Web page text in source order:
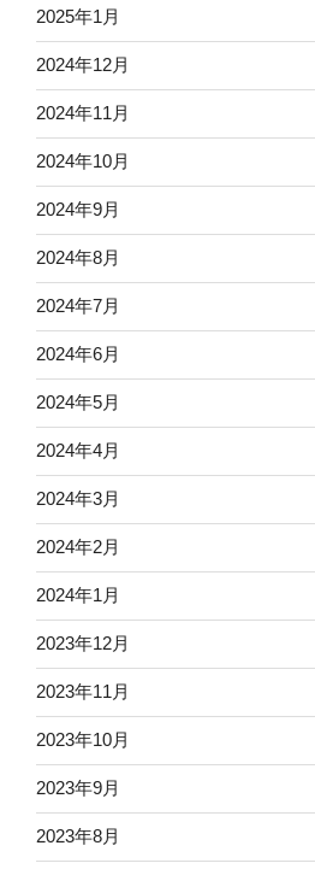
2025年1月
2024年12月
2024年11月
2024年10月
2024年9月
2024年8月
2024年7月
2024年6月
2024年5月
2024年4月
2024年3月
2024年2月
2024年1月
2023年12月
2023年11月
2023年10月
2023年9月
2023年8月